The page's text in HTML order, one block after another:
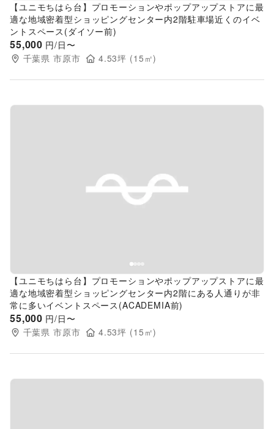
【ユニモちはら台】プロモーションやポップアップストアに最
適な地域密着型ショッピングセンター内2階駐車場近くのイベ
ントスペース(ダイソー前)
55,000 円/日〜
千葉県 市原市 4.53坪 (15 ㎡)
Previous slide
【ユニモちはら台】プロモーションやポップアップストアに最
適な地域密着型ショッピングセンター内2階にある人通りが非
常に多いイベントスペース(ACADEMIA前)
55,000 円/日〜
千葉県 市原市 4.53坪 (15 ㎡)